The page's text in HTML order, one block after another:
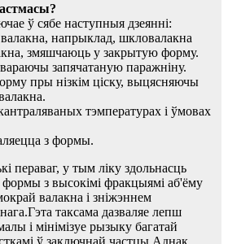
ў сябе наступныя дзеянні:
напрыклад, шкловалакна
змяшчаюць у закрытую форму.
запячатаную паражніну.
пры нізкім ціску, выцясняючы
тэмпературах і ўмовах
з формы.
пераваг, у тым ліку здольнасць
з высокімі фракцыямі аб'ёму
валакна і зніжэннем
таксама дазваляе лепш
і мінімізуе рызыку багатай
ў заключнай частцы.Аднак